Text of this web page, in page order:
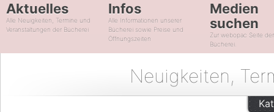
Aktuelles
Alle Neuigkeiten, Termine und
Veranstaltungen der Bücherei
Infos
Alle Informationen unserer
Bücherei sowie Preise und
Öffnungszeiten
Medien
suchen
Zur webopac Seite der
Bücherei.
Neuigkeiten,